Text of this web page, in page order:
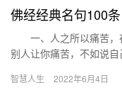
佛经经典名句100
一、人之所以痛苦
别人让你痛苦，不如说
下。…
智慧人生 2022年6月4日